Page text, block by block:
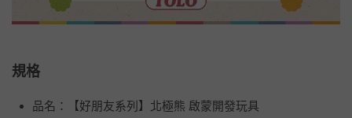
規格
品名：【好朋友系列】北極熊 啟蒙開發玩具